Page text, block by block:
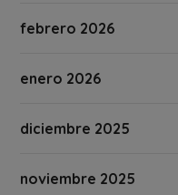
febrero 2026
enero 2026
diciembre 2025
noviembre 2025